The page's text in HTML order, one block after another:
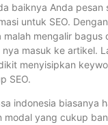
baiknya Anda pesan
untuk SEO.
malah mengalir bagus
masuk ke artikel.
menyisipkan
SEO.
indonesia biasanya
modal yang cukup